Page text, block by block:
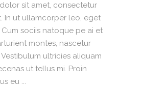
sit amet, consectetur
In ut ullamcorper leo, eget
sociis natoque pe ai et
montes, nascetur
ultricies aliquam
ut tellus mi. Proin
eu